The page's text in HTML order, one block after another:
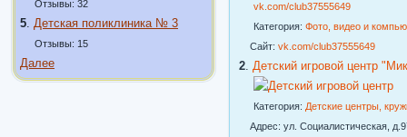
Отзывы: 32
5 Детская поликлиника № 3
Отзывы: 15
Далее
vk.com/club37555649
Категория: Фото, видео и
Сайт: vk.com/club37555649
2. Детский игровой центр
Категория: Детские центры,
Адрес: ул. Социалистическая,